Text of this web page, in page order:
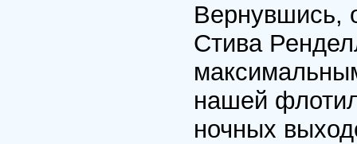
Вернувшись,
Стива
нашей
ночных